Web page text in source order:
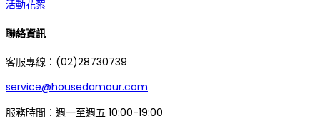
活動花絮
聯絡資訊
客服專線：(02)28730739
service@housedamour.com
服務時間：週一至週五 10:00-19:00